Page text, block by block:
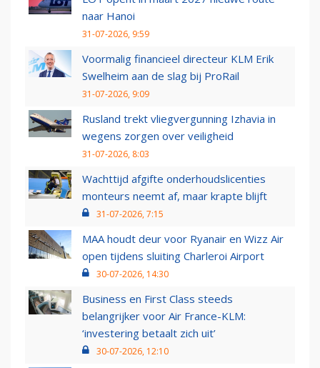
naar Hanoi
31-07-2026, 9:59
Voormalig financieel directeur KLM Erik
Swelheim aan de slag bij ProRail
31-07-2026, 9:09
Rusland trekt vliegvergunning Izhavia in
wegens zorgen over veiligheid
31-07-2026, 8:03
Wachttijd afgifte onderhoudslicenties
monteurs neemt af, maar krapte blijft
31-07-2026, 7:15
MAA houdt deur voor Ryanair en Wizz Air
open tijdens sluiting Charleroi Airport
30-07-2026, 14:30
Business en First Class steeds
belangrijker voor Air France-KLM:
‘investering betaalt zich uit’
30-07-2026, 12:10